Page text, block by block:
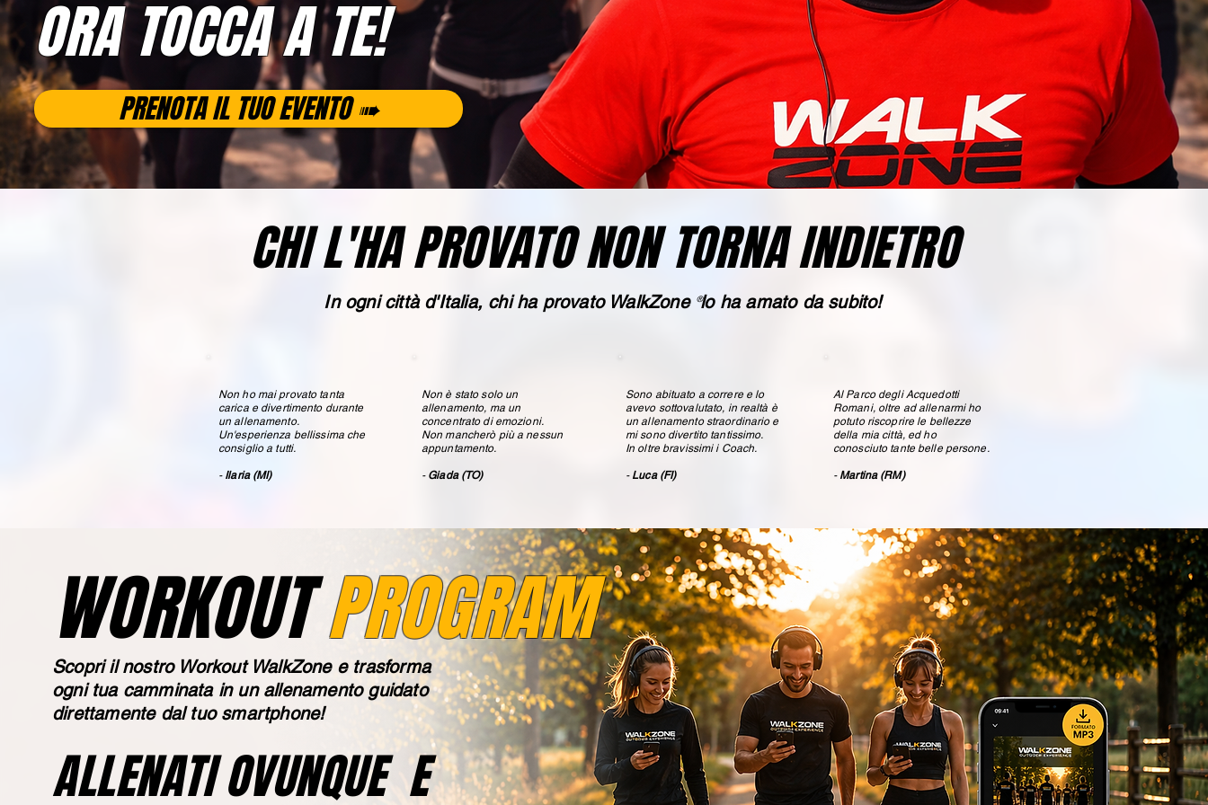
ORA TOCCA A TE!
PRENOTA IL TUO EVENTO ➠
CHI L'HA PROVATO NON TORNA INDIETRO
In ogni città d'Italia, chi ha provato WalkZone lo ha amato da subito!
®
Non ho mai provato tanta
carica e divertimento durante
un allenamento.
Un'esperienza bellissima che
consiglio a tutti.
- Ilaria (MI)
Non è stato solo un
allenamento, ma un
concentrato di emozioni.
Non mancherò più a nessun
appuntamento.
- Giada (TO)
Sono abituato a correre e lo
avevo sottovalutato, in realtà è
un allenamento straordinario e
mi sono divertito tantissimo.
In oltre bravissimi i Coach.
- Luca (FI)
Al Parco degli Acquedotti
Romani, oltre ad allenarmi ho
potuto riscoprire le bellezze
della mia città, ed ho
conosciuto tante belle persone.
- Martina (RM)
WORKOUTPROGRAM
Scopri il nostro Workout WalkZone e trasforma
ogni tua camminata in un allenamento guidato
direttamente dal tuo smartphone!
ALLENATI OVUNQUE E